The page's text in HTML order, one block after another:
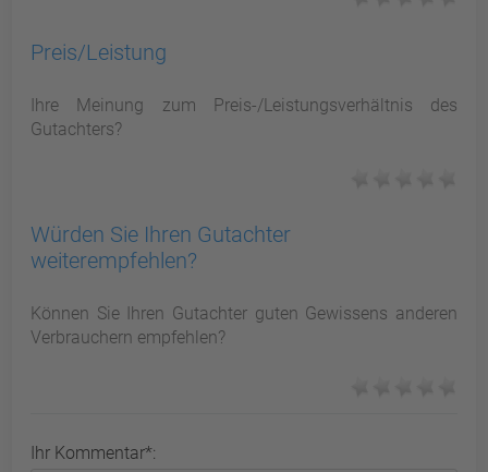
Preis/Leistung
Ihre Meinung zum Preis-/Leistungsverhältnis des
Gutachters?
Würden Sie Ihren Gutachter
weiterempfehlen?
Können Sie Ihren Gutachter guten Gewissens anderen
Verbrauchern empfehlen?
Ihr Kommentar*: